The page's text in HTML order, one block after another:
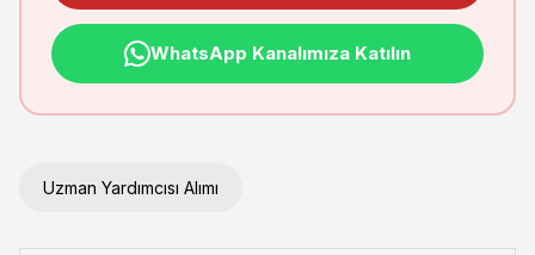
WhatsApp Kanalımıza Katılın
Uzman Yardımcısı Alımı